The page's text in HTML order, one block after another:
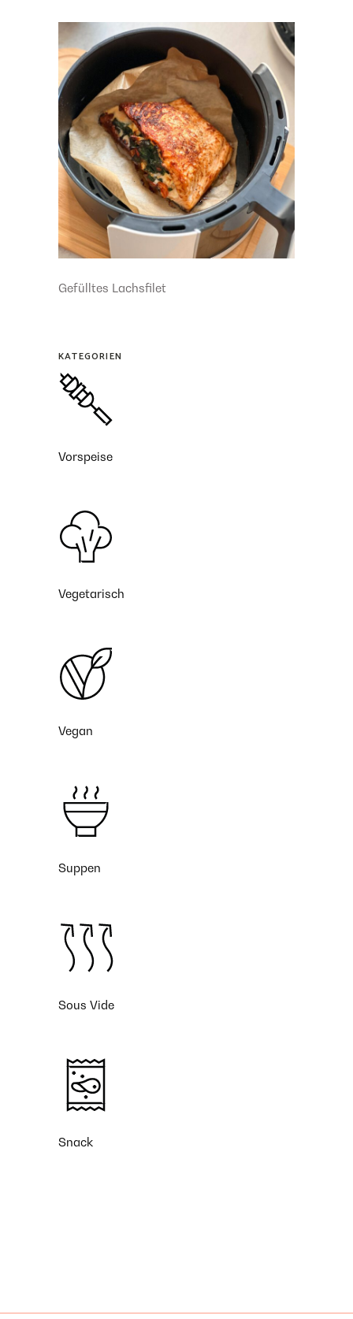
Gefülltes Lachsfilet
KATEGORIEN
Vorspeise
Vegetarisch
Vegan
Suppen
Sous Vide
Snack